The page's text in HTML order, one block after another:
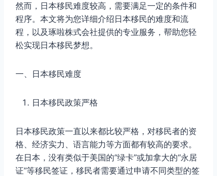
然而，日本移民难度较高，需要满足一定的条件和
程序。本文将为您详细介绍日本移民的难度和流
程，以及琢啦株式会社提供的专业服务，帮助您轻
松实现日本移民梦想。
一、日本移民难度
日本移民政策严格
日本移民政策一直以来都比较严格，对移民者的资
格、经济实力、语言能力等方面都有较高的要求。
在日本，没有类似于美国的“绿卡”或加拿大的“永居
证”等移民签证，移民者需要通过申请不同类型的签